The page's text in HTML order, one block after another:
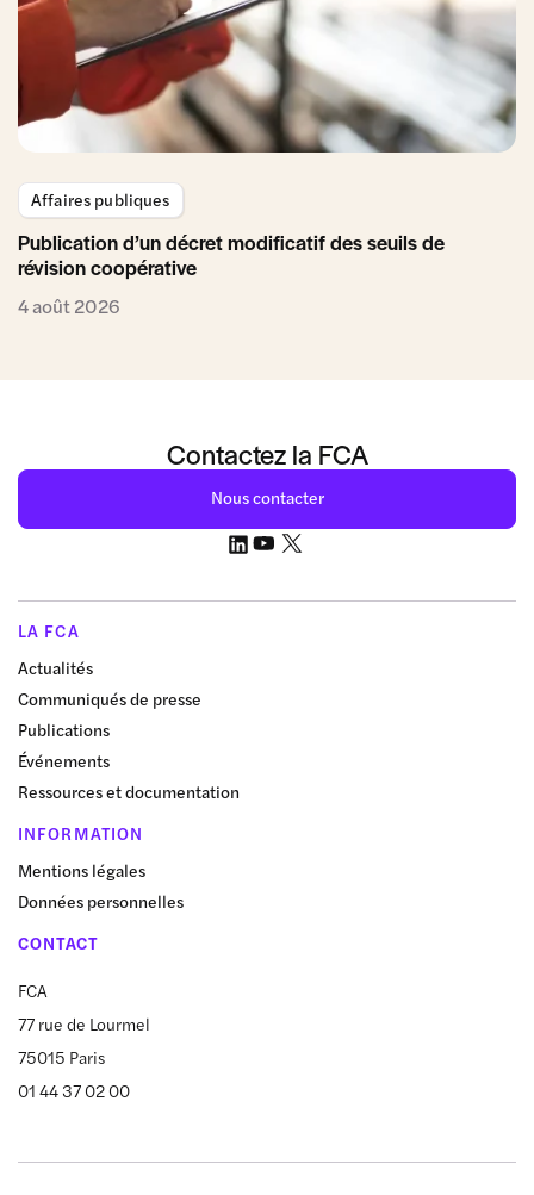
Affaires publiques
Publication d’un décret modificatif des seuils de
révision coopérative
4 août 2026
Contactez la FCA
Nous contacter
LA FCA
Actualités
Communiqués de presse
Publications
Événements
Ressources et documentation
INFORMATION
Mentions légales
Données personnelles
CONTACT
FCA
77 rue de Lourmel
75015 Paris
01 44 37 02 00